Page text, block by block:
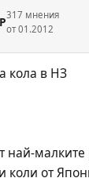
317 мнения
от 01.2012
най-
коли от